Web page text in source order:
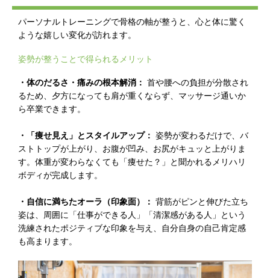
パーソナルトレーニングで骨格の軸が整うと、心と体に驚く
ような嬉しい変化が訪れます。
姿勢が整うことで得られるメリット
・体のだるさ・痛みの根本解消： 首や腰への負担が分散され
るため、夕方になっても肩が重くならず、マッサージ通いか
ら卒業できます。
・「痩せ見え」とスタイルアップ： 姿勢が変わるだけで、バ
ストトップが上がり、お腹が凹み、お尻がキュッと上がりま
す。体重が変わらなくても「痩せた？」と聞かれるメリハリ
ボディが完成します。
・自信に満ちたオーラ（印象面）： 背筋がピンと伸びた立ち
姿は、周囲に「仕事ができる人」「清潔感がある人」という
洗練されたポジティブな印象を与え、自分自身の自己肯定感
も高まります。